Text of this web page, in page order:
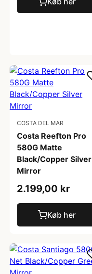
COSTA DEL MAR
Costa Reefton Pro
580G Matte
Black/Copper Silver
Mirror
2.199,00 kr
Køb her